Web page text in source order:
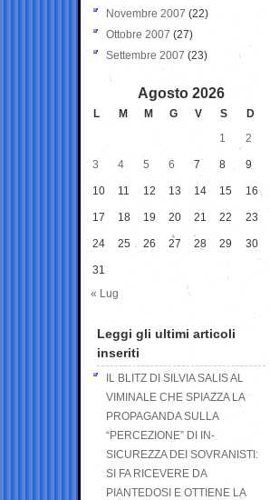
Novembre 2007 (22)
Ottobre 2007 (27)
Settembre 2007 (23)
Agosto 2026
L M M G V S
D
1
2
3 4 5 6 7 8 9
10 11 12 13 14 15 16
17 18 19 20 21 22 23
24 25 26 27 28 29 30
31
« Lug
Leggi gli ultimi articoli
inseriti
IL BLITZ DI SILVIA SALIS AL
VIMINALE CHE SPIAZZA LA
PROPAGANDA SULLA
“PERCEZIONE” DI IN-
SICUREZZA DEI SOVRANISTI:
SI FA RICEVERE DA
PIANTEDOSI E OTTIENE LA